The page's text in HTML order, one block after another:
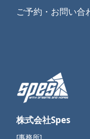
ご予約・お問い合
株式会社Spes